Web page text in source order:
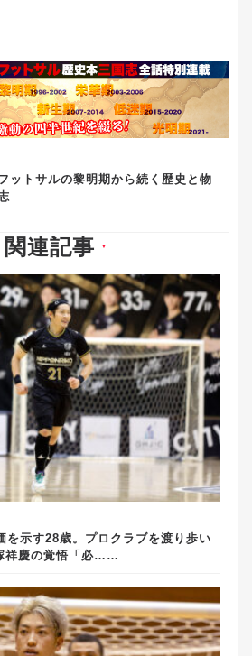
ットサルの黎明期から続く歴史と物
関連記事 ▼
を示す28歳。プロクラブを渡り歩い
祥慶の覚悟「必……